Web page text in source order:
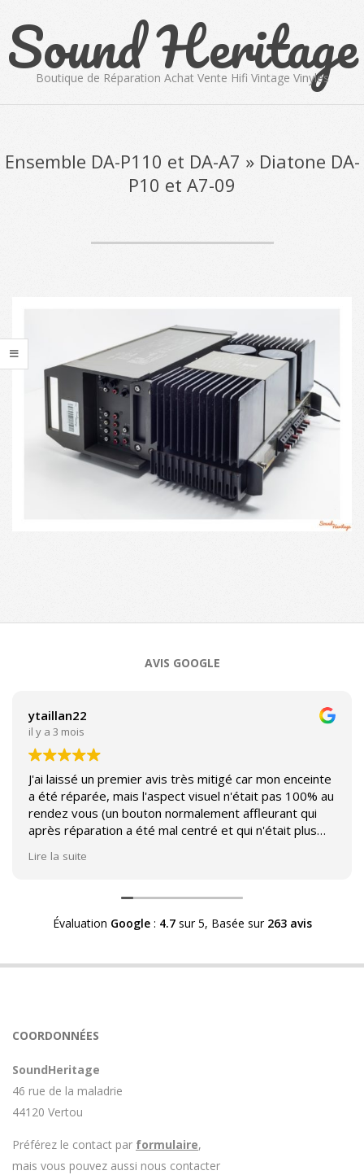
content
Sound Heritage
Boutique de Réparation Achat Vente Hifi Vintage Vinyles
Menu
Ensemble DA-P110 et DA-A7 » Diatone DA-
P10 et A7-09
07-
AVIS GOOGLE
ytaillan22
il y a 3 mois
J'ai laissé un premier avis très mitigé car mon enceinte
a été réparée, mais l'aspect visuel n'était pas 100% au
rendez vous (un bouton normalement affleurant qui
après réparation a été mal centré et qui n'était plus
Héritage afin d'échanger sur mon expérience et on
m'a fourni des explications sur le pourquoi cet aspect
visuel.
enceinte n'est plus fabriqué (et donc vendu) et que
Avoir ce genre d'explication est utile et valorisant pour
rendez le matériel.
Lire la suite
Évaluation Google: 4.7sur 5, Basée sur 263 avis
COORDONNÉES
SoundHeritage
46 rue de la maladrie
44120 Vertou
Préférez le contact par formulaire,
mais vous pouvez aussi nous contacter